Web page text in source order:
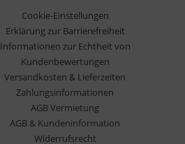
Cookie-Einstellungen
Erklärung zur Barrierefreiheit
Informationen zur Echtheit von
Kundenbewertungen
Versandkosten & Lieferzeiten
Zahlungsinformationen
AGB Vermietung
AGB & Kundeninformation
Widerrufsrecht